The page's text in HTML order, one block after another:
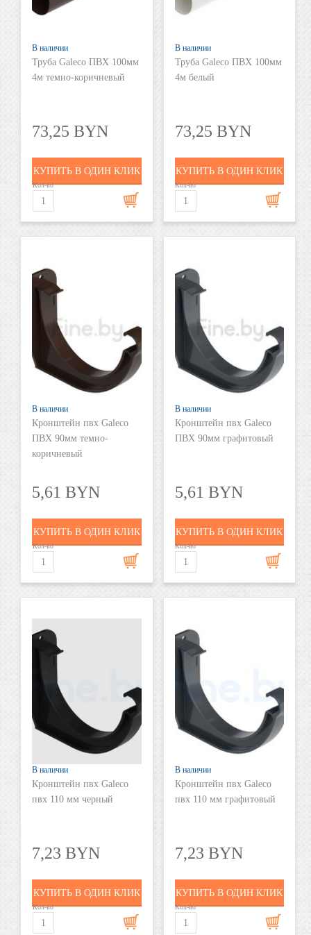
В наличии
Труба Galeco ПВХ 100мм
4м темно-коричневый
73,25 BYN
Кол-во
КУПИТЬ В ОДИН КЛИК
В наличии
Труба Galeco ПВХ 100мм
4м белый
73,25 BYN
Кол-во
КУПИТЬ В ОДИН КЛИК
В наличии
Кронштейн пвх Galeco
ПВХ 90мм темно-
коричневый
5,61 BYN
Кол-во
КУПИТЬ В ОДИН КЛИК
В наличии
Кронштейн пвх Galeco
ПВХ 90мм графитовый
5,61 BYN
Кол-во
КУПИТЬ В ОДИН КЛИК
В наличии
Кронштейн пвх Galeco
пвх 110 мм черный
7,23 BYN
Кол-во
КУПИТЬ В ОДИН КЛИК
В наличии
Кронштейн пвх Galeco
пвх 110 мм графитовый
7,23 BYN
Кол-во
КУПИТЬ В ОДИН КЛИК